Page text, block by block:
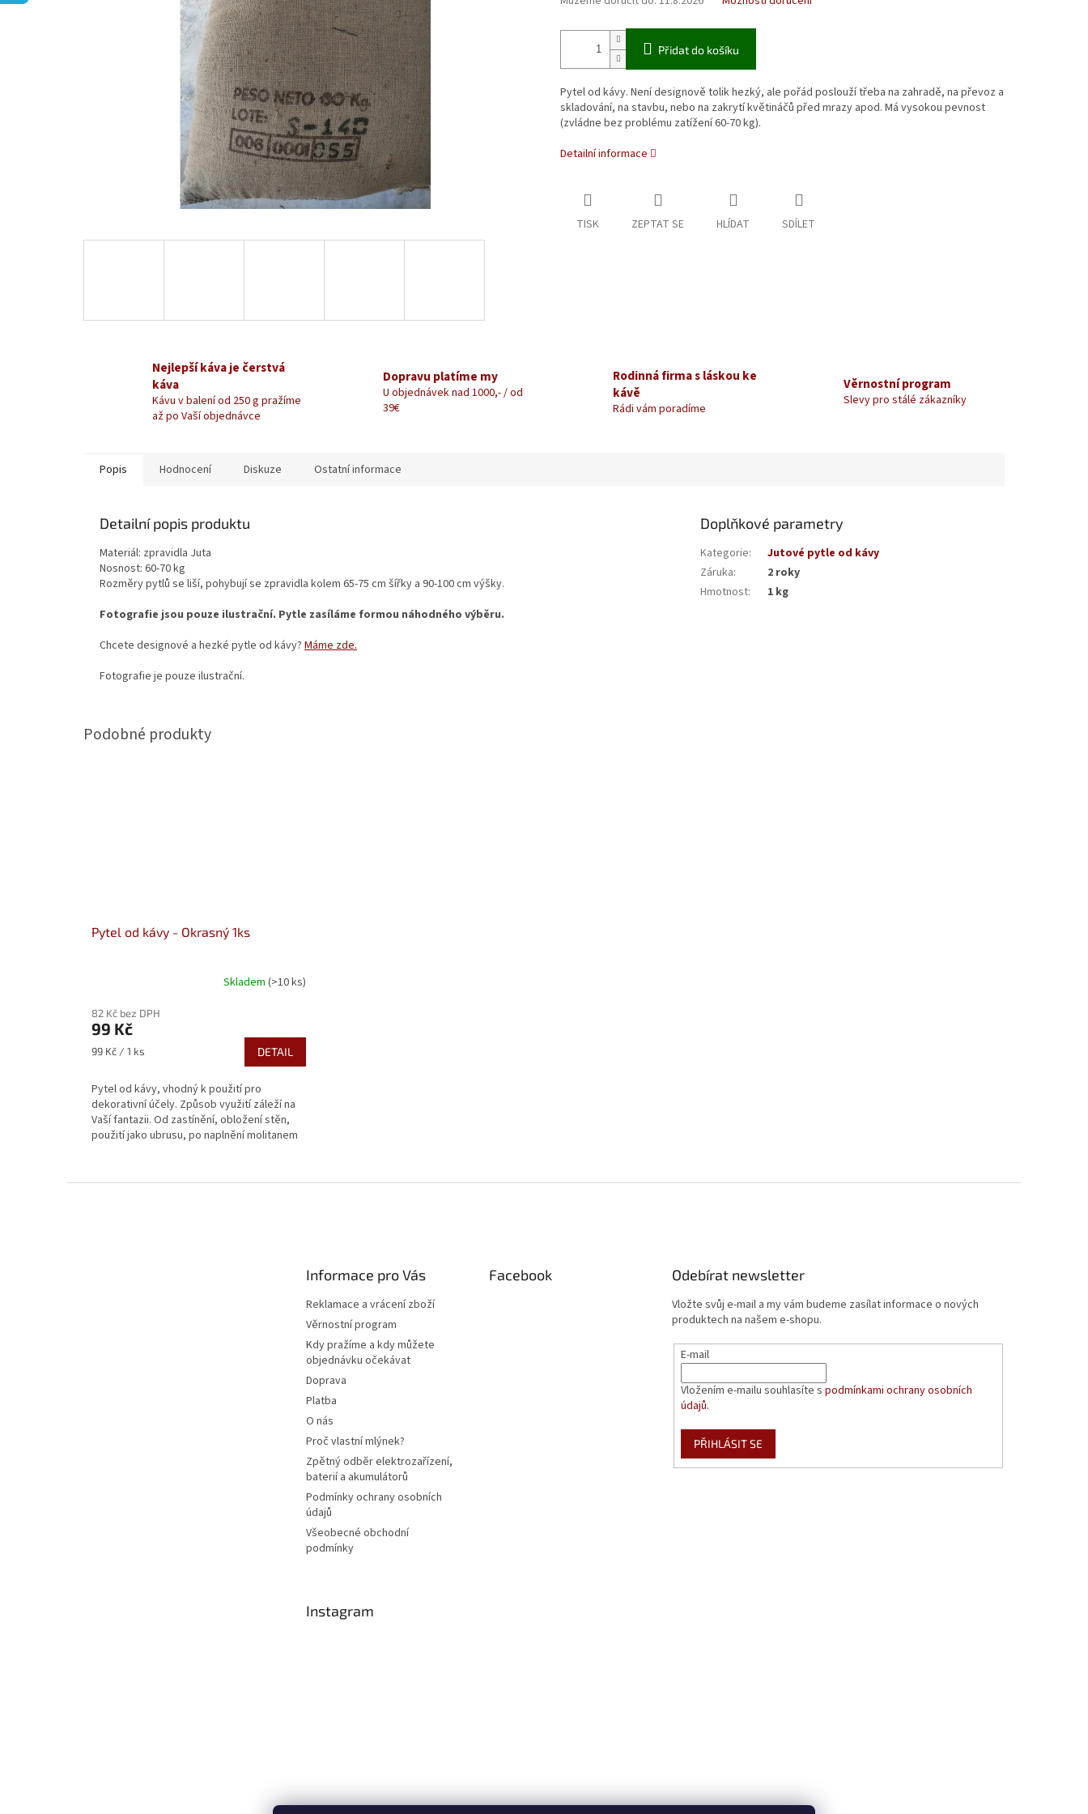
Přidat do košíku
Pytel od kávy. Není designově tolik hezký, ale pořád poslouží třeba na zahradě, na převoz a
skladování, na stavbu, nebo na zakrytí květináčů před mrazy apod. Má vysokou pevnost
(zvládne bez problému zatížení 60-70 kg).
Detailní informace
TISK ZEPTAT SE HLÍDAT SDÍLET
Nejlepší káva je čerstvá
káva
Kávu v balení od 250 g pražíme
až po Vaší objednávce
Dopravu platíme my
U objednávek nad 1000,- / od
39€
Rodinná firma s láskou ke
kávě
Rádi vám poradíme
Věrnostní program
Slevy pro stálé zákazníky
Popis Hodnocení Diskuze Ostatní informace
Detailní popis produktu
Materiál: zpravidla Juta
Nosnost: 60-70 kg
Rozměry pytlů se liší, pohybují se zpravidla kolem 65-75 cm šířky a 90-100 cm výšky.
Fotografie jsou pouze ilustrační. Pytle zasíláme formou náhodného výběru.
Chcete designové a hezké pytle od kávy? Máme zde.
Fotografie je pouze ilustrační.
Doplňkové parametry
Kategorie:
Jutové pytle od kávy
Záruka:
2 roky
Hmotnost: 1 kg
Pytel od kávy - Okrasný 1ks
produktu
je
5,0
z
hvězdiček.
Skladem (>10 ks)
82 Kč bez DPH
99 Kč
Měrná
99 Kč / 1 ks DETAIL
Pytel od kávy, vhodný k použití pro
dekorativní účely. Způsob využití záleží na
Vaší fantazii. Od zastínění, obložení stěn,
použití jako ubrusu, po naplnění molitanem
Informace pro Vás
Reklamace a vrácení zboží
Věrnostní program
Kdy pražíme a kdy můžete
objednávku očekávat
Doprava
Platba
O nás
Proč vlastní mlýnek?
Zpětný odběr elektrozařízení,
baterií a akumulátorů
Podmínky ochrany osobních
údajů
Všeobecné obchodní
podmínky
Facebook Odebírat newsletter
Vložte svůj e-mail a my vám budeme zasílat informace o nových
produktech na našem e-shopu.
E-mail
Vložením e-mailu souhlasíte spodmínkami ochrany osobních
údajů.
PŘIHLÁSIT SE
Instagram
BotaCoffee.eu - English version